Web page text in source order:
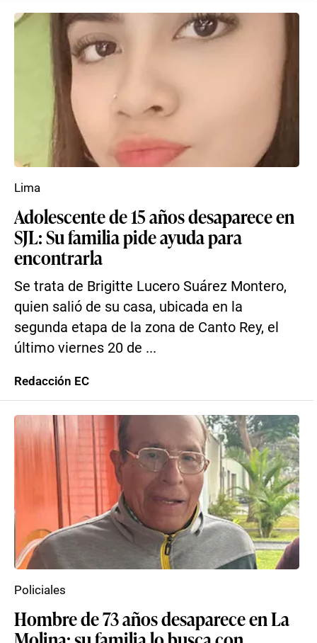
Adolescente de 15 años desaparece en
SJL: Su familia pide ayuda para
encontrarla
Se trata de Brigitte Lucero Suárez Montero,
quien salió de su casa, ubicada en la
segunda etapa de la zona de Canto Rey, el
último viernes 20 de ...
Lima
Redacción EC
Hombre de 73 años desaparece en La
Policiales